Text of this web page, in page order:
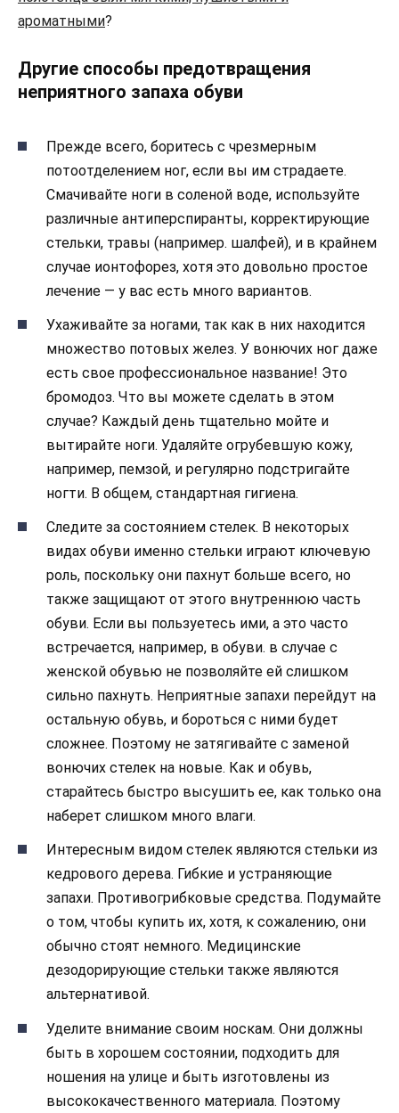
ароматными?
Другие способы предотвращения
неприятного запаха обуви
Прежде всего, боритесь с чрезмерным
потоотделением ног, если вы им страдаете.
Смачивайте ноги в соленой воде, используйте
различные антиперспиранты, корректирующие
стельки, травы (например. шалфей), и в крайнем
случае ионтофорез, хотя это довольно простое
лечение — у вас есть много вариантов.
Ухаживайте за ногами, так как в них находится
множество потовых желез. У вонючих ног даже
есть свое профессиональное название! Это
бромодоз. Что вы можете сделать в этом
случае? Каждый день тщательно мойте и
вытирайте ноги. Удаляйте огрубевшую кожу,
например, пемзой, и регулярно подстригайте
ногти. В общем, стандартная гигиена.
Следите за состоянием стелек. В некоторых
видах обуви именно стельки играют ключевую
роль, поскольку они пахнут больше всего, но
также защищают от этого внутреннюю часть
обуви. Если вы пользуетесь ими, а это часто
встречается, например, в обуви. в случае с
женской обувью не позволяйте ей слишком
сильно пахнуть. Неприятные запахи перейдут на
остальную обувь, и бороться с ними будет
сложнее. Поэтому не затягивайте с заменой
вонючих стелек на новые. Как и обувь,
старайтесь быстро высушить ее, как только она
наберет слишком много влаги.
Интересным видом стелек являются стельки из
кедрового дерева. Гибкие и устраняющие
запахи. Противогрибковые средства. Подумайте
о том, чтобы купить их, хотя, к сожалению, они
обычно стоят немного. Медицинские
дезодорирующие стельки также являются
альтернативой.
Уделите внимание своим носкам. Они должны
быть в хорошем состоянии, подходить для
ношения на улице и быть изготовлены из
высококачественного материала. Поэтому